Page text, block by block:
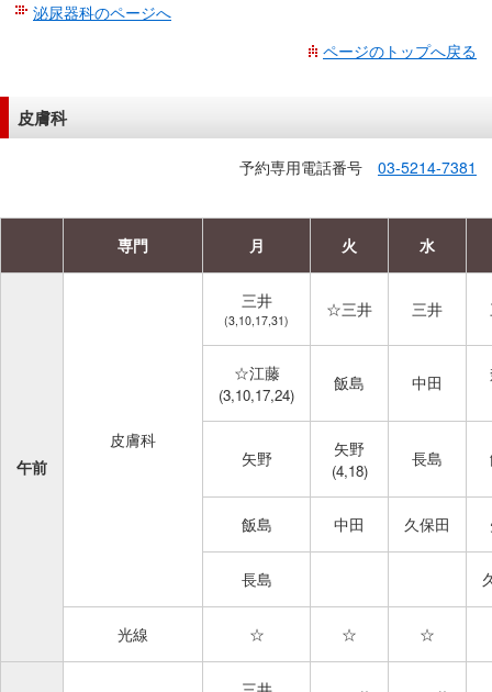
泌尿器科のページへ
ページのトップへ戻る
皮膚科
予約専用電話番号 03-5214-7381
専門 月 火 水
午前
皮膚科
三井
(3,10,17,31)
☆三井 三井
☆江藤
(3,10,17,24)
飯島 中田
矢野 矢野
(4,18)
長島
飯島 中田 久保田
長島
光線 ☆ ☆ ☆